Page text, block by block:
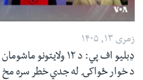
زمری ۱۳, ۱۴۰۵
ډبلیو اف پي: د ۱۲ ولایتونو ماشومان
د خوار ځواکۍ له جدي خطر سره مخ